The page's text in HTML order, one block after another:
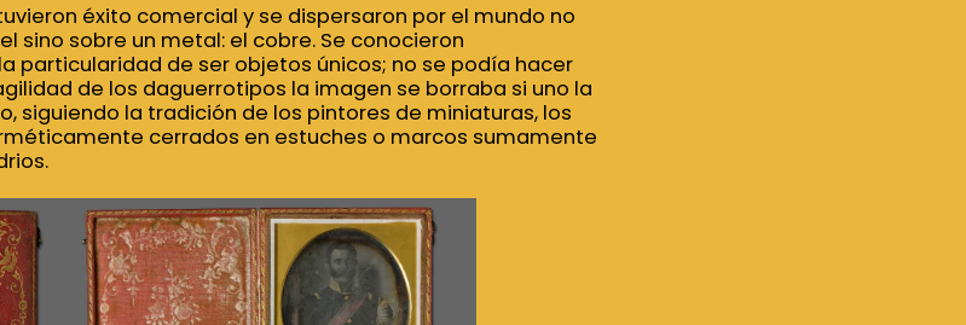
éxito comercial y se dispersaron por el mundo no
sino sobre un metal: el cobre. Se conocieron
particularidad de ser objetos únicos; no se podía hacer
de los daguerrotipos la imagen se borraba si uno la
siguiendo la tradición de los pintores de miniaturas, los
cerrados en estuches o marcos sumamente